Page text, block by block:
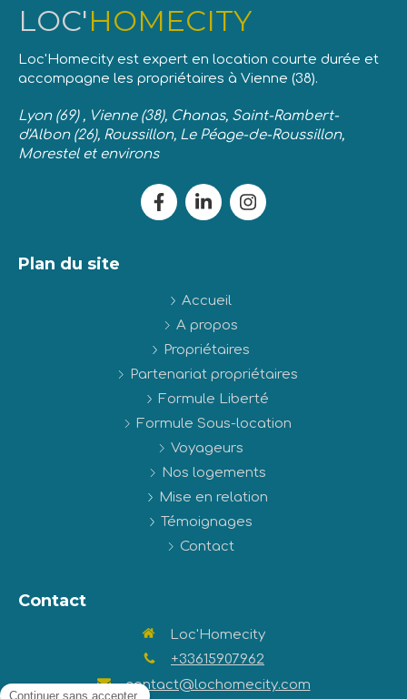
LOC'HOMECITY
Loc'Homecity est expert en location courte durée et
accompagne les propriétaires à Vienne (38).
Lyon (69) , Vienne (38), Chanas, Saint-Rambert-
d'Albon (26), Roussillon, Le Péage-de-Roussillon,
Morestel et environs
Plan du site
Accueil
A propos
Propriétaires
Partenariat propriétaires
Formule Liberté
Formule Sous-location
Voyageurs
Nos logements
Mise en relation
Témoignages
Contact
Contact
Loc'Homecity
+33615907962
contact@lochomecity.com